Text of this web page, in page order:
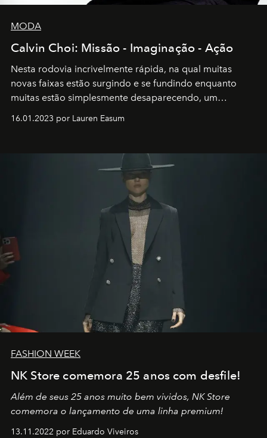
MODA
Calvin Choi: Missão - Imaginação - Ação
Nesta rodovia incrivelmente rápida, na qual muitas
novas faixas estão surgindo e se fundindo enquanto
muitas estão simplesmente desaparecendo, um
transportador AMTD abrindo caminho para muitos
por propósitos, com um claro senso de missão na vida e
16.01.2023 por Lauren Easum
FASHION WEEK
NK Store comemora 25 anos com desfile!
Além de seus 25 anos muito bem vividos, NK Store
comemora o lançamento de uma linha premium!
13.11.2022 por Eduardo Viveiros